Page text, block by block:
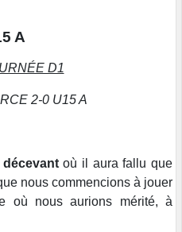
A
D1
2-0 U15 A
décevantoù il aura fallu que
nous commencions à jouer
où nous aurions mérité, à